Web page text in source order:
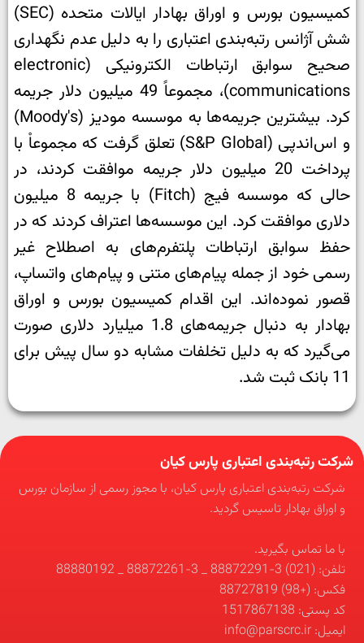
کمیسیون بورس و اوراق بهادار ایالات متحده (SEC)
شش آژانس رتبه‌بندی اعتباری را به دلیل عدم نگهداری
صحیح سوابق ارتباطات الکترونیکی (electronic
communications)، مجموعاً 49 میلیون دلار جریمه
کرد. بیشترین جریمه‌ها به موسسه مودیز (Moody's)
و اس‌اندپی (S&P Global) تعلق گرفت که مجموعاْ با
پرداخت 20 میلیون دلار جریمه موافقت کردند، در
حالی که موسسه فیج (Fitch) با جریمه 8 میلیون
دلاری موافقت کرد. این موسسه‌ها اعتراف کردند که در
حفظ سوابق ارتباطات پلتفرم‌های به اصطلاح غیر
رسمی خود از جمله پیام‌های متنی و پیام‌های واتساپ،
قصور نموده‌اند. این اقدام کمیسیون بورس و اوراق
بهادار به دنبال جریمه‌های 1.8 میلیارد دلاری صورت
می‌گیرد که به دلیل تخلفات مشابه دو سال پیش برای
11 بانک ثبت شد.
شرکت رتبه‌بندی اعتباری پارس کیان
شرکت رتبه‌بندی اعتباری پارس کیان، با مجوز رسمی از سازمان بورس
و اوراق بهادار تاسیس گردید.
با ما تماس بگیرید.
تلفن: (021) 3-88872291 _ 3-88872261 _ 88880192
فکس: (+98) 88727819
کد پستی: 1517867138
ایمیل: info@parscrc.ir